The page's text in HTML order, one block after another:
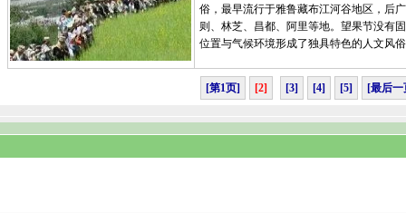
俗，最早流行于雅鲁藏布江河谷地区，后
则、林芝、昌都、阿里等地。望果节没有
位置与气候环境形成了独具特色的人文
[第1页] [2] [3] [4] [5] [最后